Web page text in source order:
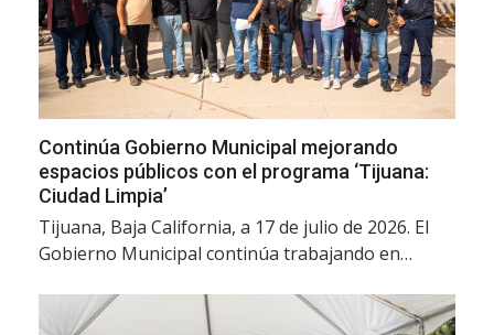
Continúa Gobierno Municipal mejorando
espacios públicos con el programa ‘Tijuana:
Ciudad Limpia’
Tijuana, Baja California, a 17 de julio de 2026. El
Gobierno Municipal continúa trabajando en…